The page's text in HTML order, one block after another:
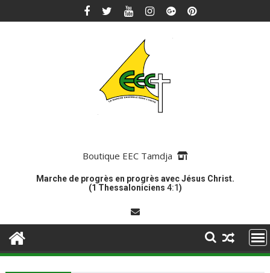
to
Boutique EEC Tamdja
Marche de progrès en progrès avec Jésus Christ.
(1 Thessaloniciens 4:1)